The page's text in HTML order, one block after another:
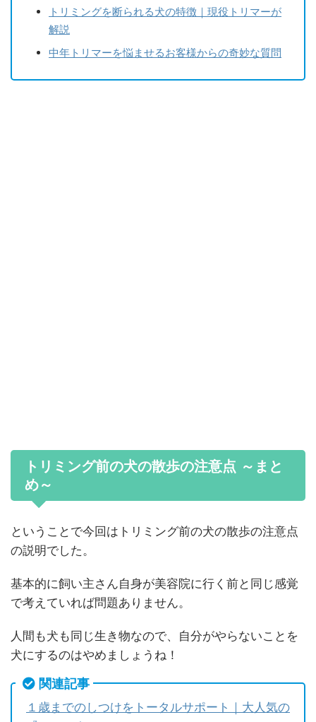
トリミングを断られる犬の特徴｜現役トリマーが
解説
中年トリマーを悩ませるお客様からの奇妙な質問
トリミング前の犬の散歩の注意点 ～まと
め～
ということで今回はトリミング前の犬の散歩の注意点
の説明でした。
基本的に飼い主さん自身が美容院に行く前と同じ感覚
で考えていれば問題ありません。
人間も犬も同じ生き物なので、自分がやらないことを
犬にするのはやめましょうね！
関連記事
１歳までのしつけをトータルサポート｜大人気の